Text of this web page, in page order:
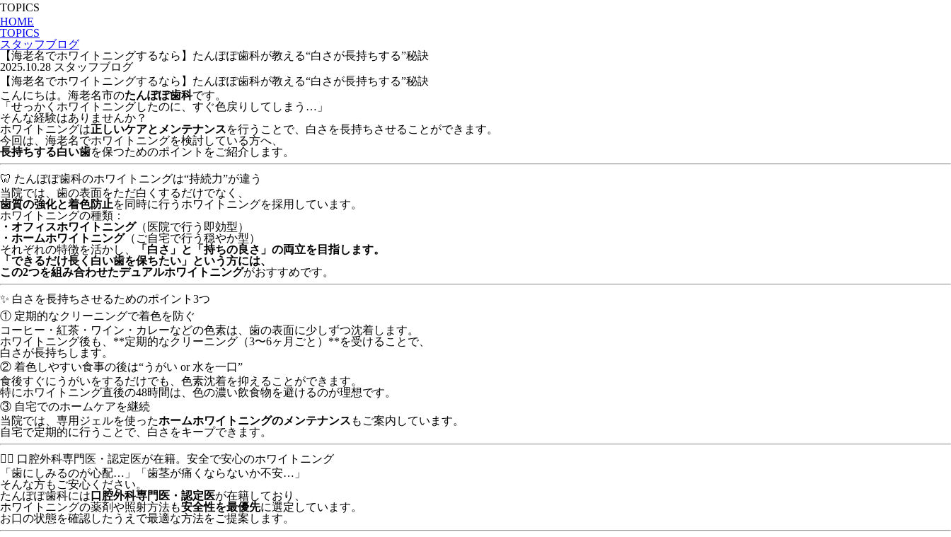
TOPICS
HOME
TOPICS
スタッフブログ
【海老名でホワイトニングするなら】たんぽぽ歯科が教える“白さが長持ちする”秘訣
2025.10.28 スタッフブログ
【海老名でホワイトニングするなら】たんぽぽ歯科が教える“白さが長持ちする”秘訣
こんにちは。海老名市のたんぽぽ歯科です。
「せっかくホワイトニングしたのに、すぐ色戻りしてしまう…」
そんな経験はありませんか？
ホワイトニングは正しいケアとメンテナンスを行うことで、白さを長持ちさせることができます。
今回は、海老名でホワイトニングを検討している方へ、
長持ちする白い歯を保つためのポイントをご紹介します。
🦷 たんぽぽ歯科のホワイトニングは“持続力”が違う
当院では、歯の表面をただ白くするだけでなく、
歯質の強化と着色防止を同時に行うホワイトニングを採用しています。
ホワイトニングの種類：
・オフィスホワイトニング（医院で行う即効型）
・ホームホワイトニング（ご自宅で行う穏やか型）
それぞれの特徴を活かし、
「白さ」と「持ちの良さ」の両立を目指します。
「できるだけ長く白い歯を保ちたい」という方には、
この2つを組み合わせたデュアルホワイトニングがおすすめです。
✨ 白さを長持ちさせるためのポイント3つ
① 定期的なクリーニングで着色を防ぐ
コーヒー・紅茶・ワイン・カレーなどの色素は、歯の表面に少しずつ沈着します。
ホワイトニング後も、**定期的なクリーニング（3〜6ヶ月ごと）**を受けることで、
白さが長持ちします。
② 着色しやすい食事の後は“うがい or 水を一口”
食後すぐにうがいをするだけでも、色素沈着を抑えることができます。
特にホワイトニング直後の48時間は、色の濃い飲食物を避けるのが理想です。
③ 自宅でのホームケアを継続
当院では、専用ジェルを使ったホームホワイトニングのメンテナンス もご案内しています。
自宅で定期的に行うことで、白さをキープできます。
👨‍⚕️ 口腔外科専門医・認定医が在籍。安全で安心のホワイトニング
「歯にしみるのが心配…」「歯茎が痛くならないか不安…」
そんな方もご安心ください。
たんぽぽ歯科には 口腔外科専門医・認定医が在籍しており、
ホワイトニングの薬剤や照射方法も安全性を最優先に選定しています。
お口の状態を確認したうえで最適な方法をご提案します。